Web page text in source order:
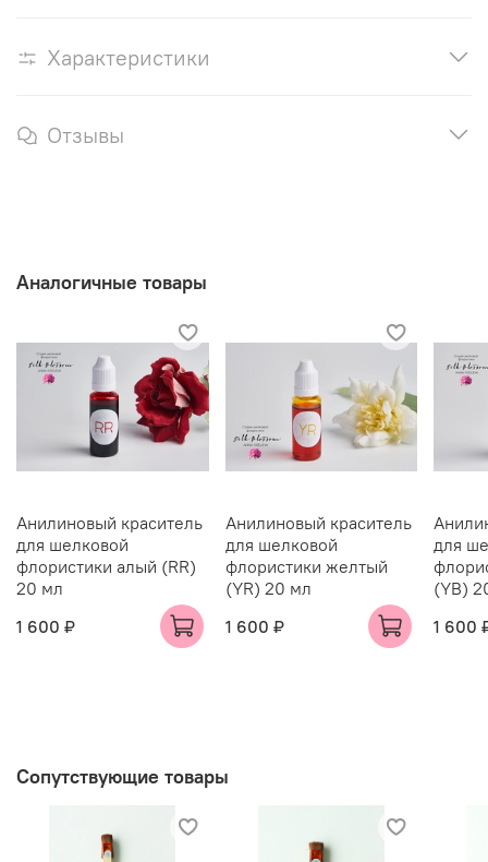
Характеристики
Отзывы
Аналогичные товары
Анилиновый краситель
для шелковой
флористики алый (RR)
20 мл
1 600 ₽
Анилиновый краситель
для шелковой
флористики желтый
(YR) 20 мл
1 600 ₽
для
(YB)
1 600
Сопутствующие товары